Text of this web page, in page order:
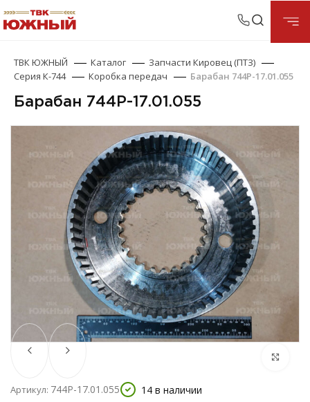
ТВК ЮЖНЫЙ Каталог
Запчасти Кировец (ПТЗ)
Серия К-744
Коробка передач Барабан 744Р-17.01.055
Барабан 744Р-17.01.055
Артикул: 744Р-17.01.055 14 в наличии